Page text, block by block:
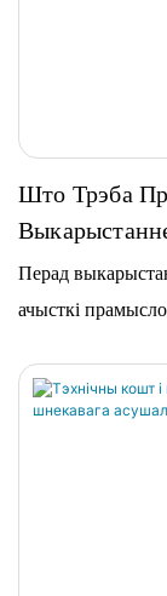
Што Трэба
Ачысткі
Вод?
Перад
ачысткі
шафы кіравання,
напружанне